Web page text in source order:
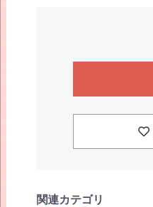
関連カテゴリ